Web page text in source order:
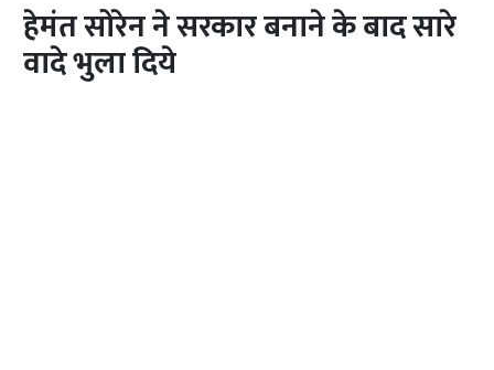
हेमंत सोरेन ने सरकार बनाने के बाद सारे
वादे भुला दिये